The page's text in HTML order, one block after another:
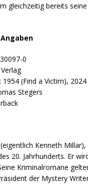
gleichzeitig bereits
0
1954 (Find a Victim),
Stegers
Kenneth
20. Jahrhunderts. Er
Kriminalromane
der Mystery